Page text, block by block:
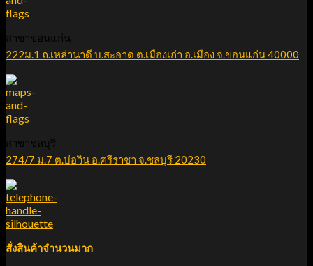
สาขาขอนแก่น
222ม.1 ถ.เหล่านาดี บ.สะอาด ต.เมืองเก่า อ.เมือง จ.ขอนแก่น 40000
สาขาชลบุรี
274/7 ม.7 ต.บ่อวิน อ.ศรีราชา จ.ชลบุรี 20230
สั่งสินค้าจำนวนมาก